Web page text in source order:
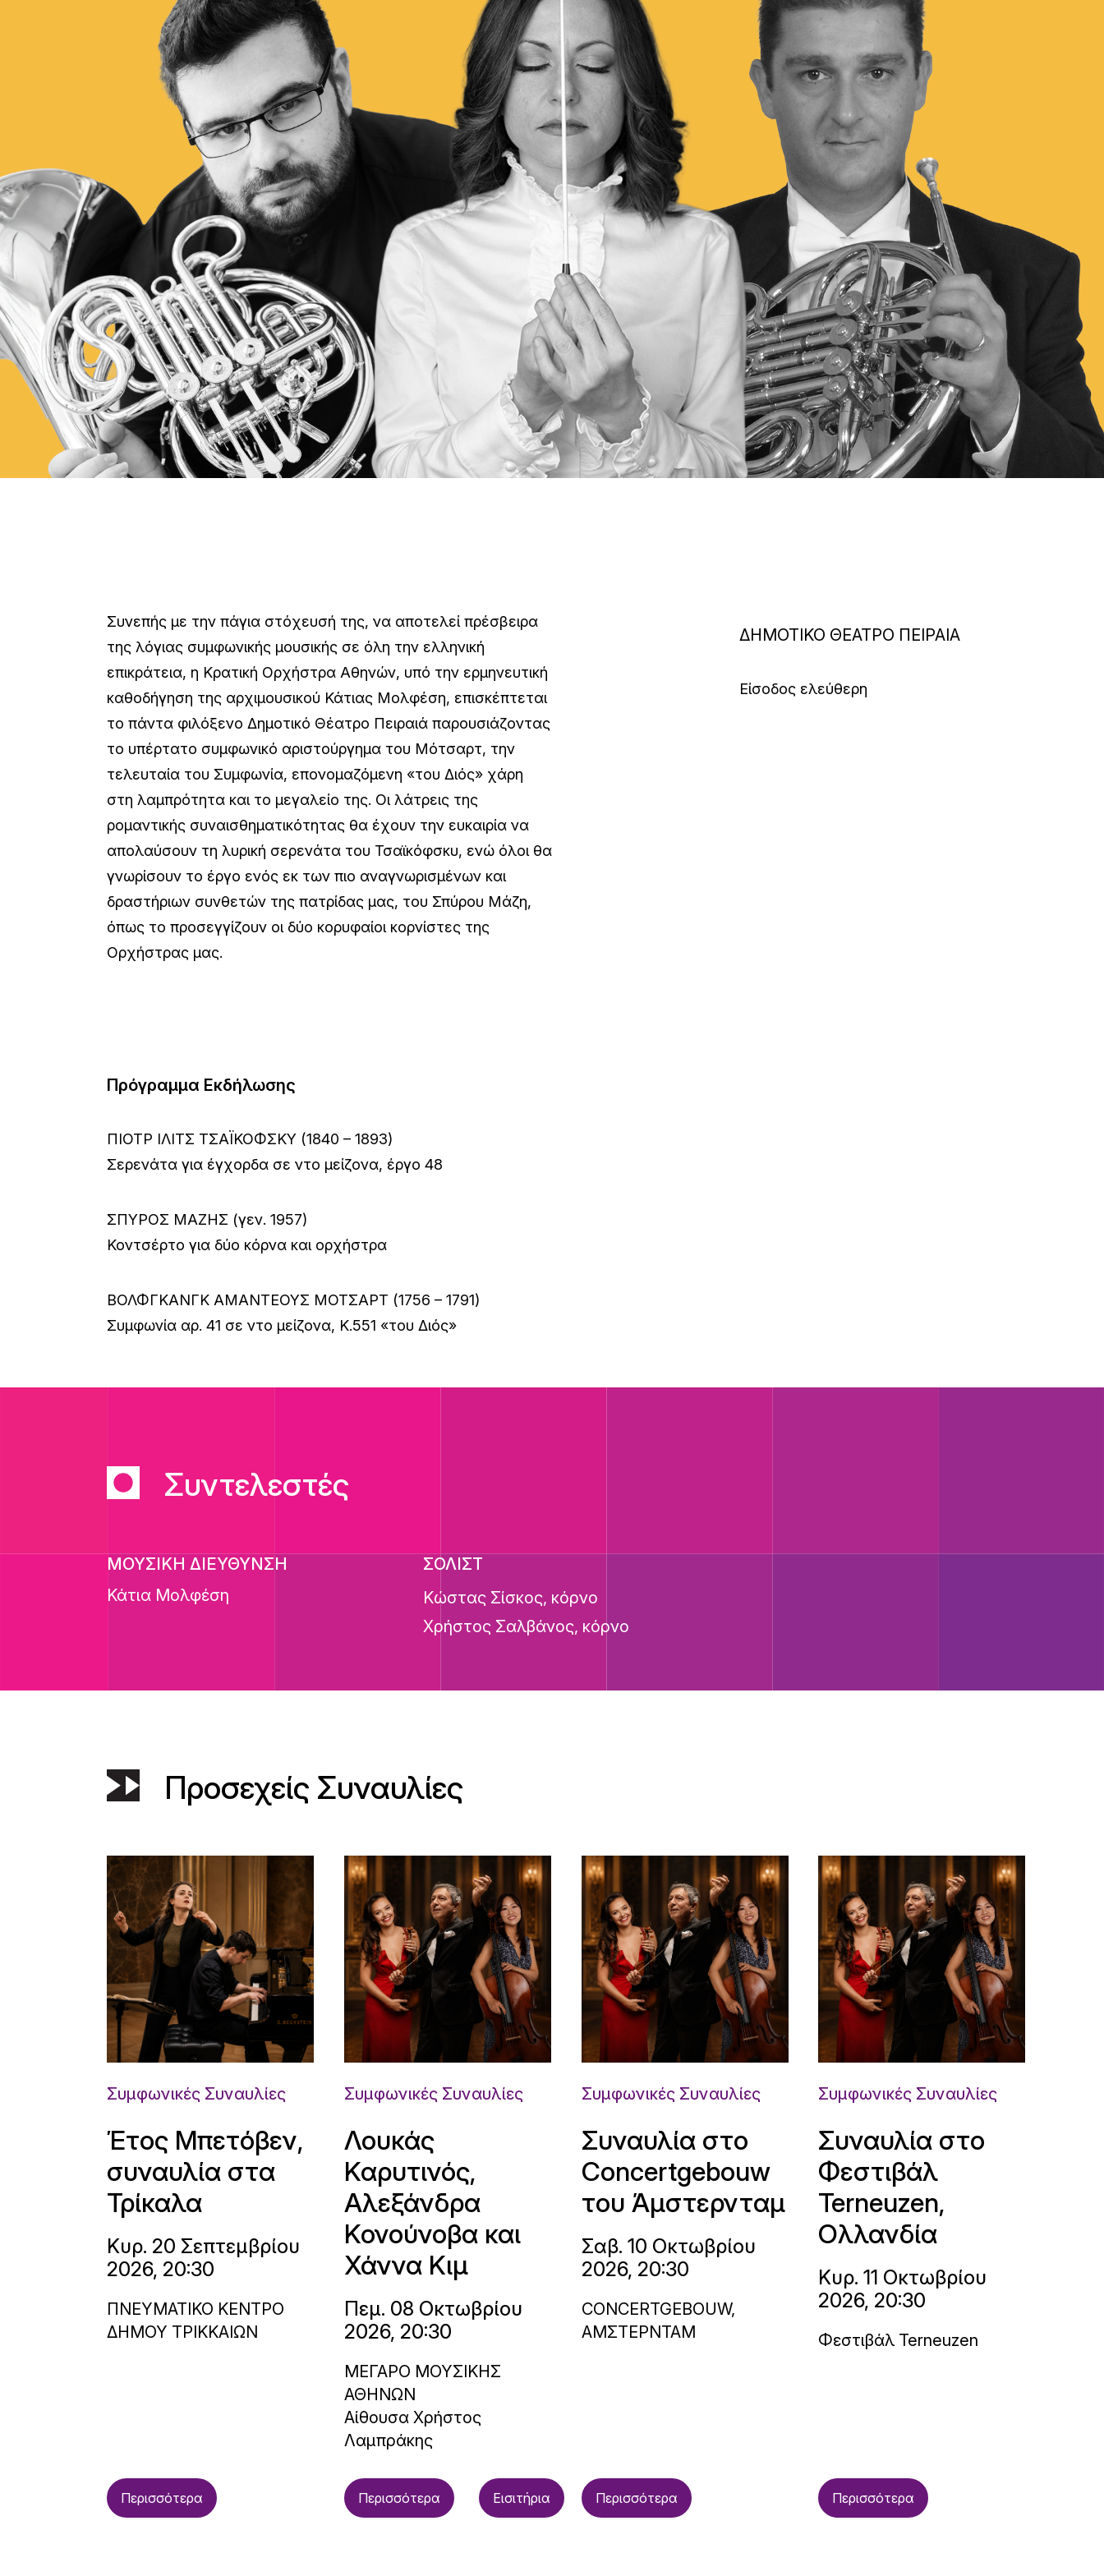
Συνεπής με την πάγια στόχευσή της, να αποτελεί πρέσβειρα
της λόγιας συμφωνικής μουσικής σε όλη την ελληνική
επικράτεια, η Κρατική Ορχήστρα Αθηνών, υπό την ερμηνευτική
καθοδήγηση της αρχιμουσικού Κάτιας Μολφέση, επισκέπτεται
το πάντα φιλόξενο Δημοτικό Θέατρο Πειραιά παρουσιάζοντας
το υπέρτατο συμφωνικό αριστούργημα του Μότσαρτ, την
τελευταία του Συμφωνία, επονομαζόμενη «του Διός» χάρη
στη λαμπρότητα και το μεγαλείο της. Οι λάτρεις της
ρομαντικής συναισθηματικότητας θα έχουν την ευκαιρία να
απολαύσουν τη λυρική σερενάτα του Τσαϊκόφσκυ, ενώ όλοι θα
γνωρίσουν το έργο ενός εκ των πιο αναγνωρισμένων και
δραστήριων συνθετών της πατρίδας μας, του Σπύρου Μάζη,
όπως το προσεγγίζουν οι δύο κορυφαίοι κορνίστες της
Ορχήστρας μας.
Πρόγραμμα Εκδήλωσης
ΠΙΟΤΡ ΙΛΙΤΣ ΤΣΑΪΚΟΦΣΚΥ (1840 – 1893)
Σερενάτα για έγχορδα σε ντο μείζονα, έργο 48
ΣΠΥΡΟΣ ΜΑΖΗΣ (γεν. 1957)
Κοντσέρτο για δύο κόρνα και ορχήστρα
ΒΟΛΦΓΚΑΝΓΚ ΑΜΑΝΤΕΟΥΣ ΜΟΤΣΑΡΤ (1756 – 1791)
Συμφωνία αρ. 41 σε ντο μείζονα, K.551 «του Διός»
ΔΗΜΟΤΙΚΟ ΘΕΑΤΡΟ ΠΕΙΡΑΙΑ
Είσοδος ελεύθερη
Συντελεστές
ΜΟΥΣΙΚΗ ΔΙΕΥΘΥΝΣΗ
Κάτια Μολφέση
ΣΟΛΙΣΤ
Κώστας Σίσκος, κόρνο
Χρήστος Σαλβάνος, κόρνο
Προσεχείς Συναυλίες
Συμφωνικές Συναυλίες
Έτος Μπετόβεν,
συναυλία στα
Τρίκαλα
Κυρ. 20 Σεπτεμβρίου
2026, 20:30
ΠΝΕΥΜΑΤΙΚΟ ΚΕΝΤΡΟ
ΔΗΜΟΥ ΤΡΙΚΚΑΙΩΝ
Περισσότερα
Συμφωνικές Συναυλίες
Λουκάς
Καρυτινός,
Αλεξάνδρα
Κονούνοβα και
Χάννα Κιμ
Πεμ. 08 Οκτωβρίου
2026, 20:30
ΜΕΓΑΡΟ ΜΟΥΣΙΚΗΣ
ΑΘΗΝΩΝ
Αίθουσα Χρήστος
Λαμπράκης
Περισσότερα Εισιτήρια
Συμφωνικές Συναυλίες
Συναυλία στο
Concertgebouw
του Άμστερνταμ
Σαβ. 10 Οκτωβρίου
2026, 20:30
CONCERTGEBOUW,
ΑΜΣΤΕΡΝΤΑΜ
Περισσότερα
Συμφωνικές Συναυλίες
Συναυλία στο
Φεστιβάλ
Terneuzen,
Ολλανδία
Κυρ. 11 Οκτωβρίου
2026, 20:30
Φεστιβάλ Terneuzen
Περισσότερα